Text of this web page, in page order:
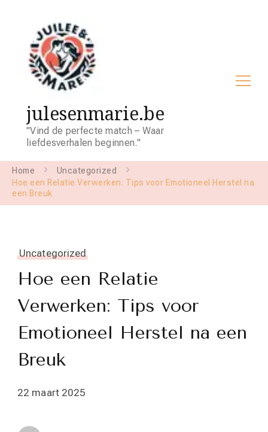
julesenmarie.be
"Vind de perfecte match – Waar
liefdesverhalen beginnen."
Home
Uncategorized
Hoe een Relatie Verwerken: Tips voor Emotioneel Herstel na
een Breuk
Uncategorized
Hoe een Relatie
Verwerken: Tips voor
Emotioneel Herstel na een
Breuk
22 maart 2025